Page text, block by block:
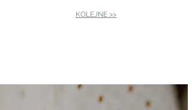
KOLEJNE >>